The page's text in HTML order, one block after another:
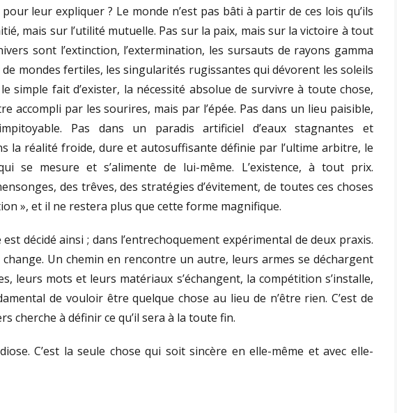
leur expliquer ? Le monde n’est pas bâti à partir de ces lois qu’ils
mais sur l’utilité mutuelle. Pas sur la paix, mais sur la victoire à tout
sont l’extinction, l’extermination, les sursauts de rayons gamma
mondes fertiles, les singularités rugissantes qui dévorent les soleils
simple fait d’exister, la nécessité absolue de survivre à toute chose,
accompli par les sourires, mais par l’épée. Pas dans un lieu paisible,
Pas dans un paradis artificiel d’eaux stagnantes et
la réalité froide, dure et autosuffisante définie par l’ultime arbitre, le
se mesure et s’alimente de lui-même. L’existence, à tout prix.
des trêves, des stratégies d’évitement, de toutes ces choses
», et il ne restera plus que cette forme magnifique.
décidé ainsi ; dans l’entrechoquement expérimental de deux praxis.
change. Un chemin en rencontre un autre, leurs armes se déchargent
leurs mots et leurs matériaux s’échangent, la compétition s’installe,
de vouloir être quelque chose au lieu de n’être rien. C’est de
cherche à définir ce qu’il sera à la toute fin.
C’est la seule chose qui soit sincère en elle-même et avec elle-